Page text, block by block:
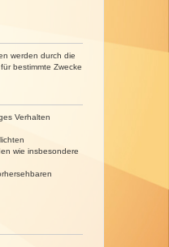
werden durch die
bestimmte Zwecke
Verhalten
wie insbesondere